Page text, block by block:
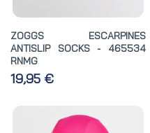
ZOGGS ESCARPINES
ANTISLIP SOCKS - 465534
RNMG
19,95 €